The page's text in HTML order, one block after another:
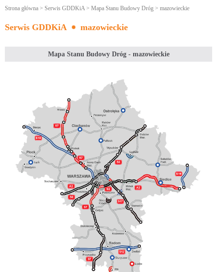
Strona główna > Serwis GDDKiA> Mapa Stanu Budowy Dróg > mazowieckie
Serwis GDDKiA mazowieckie
Mapa Stanu Budowy Dróg - mazowieckie